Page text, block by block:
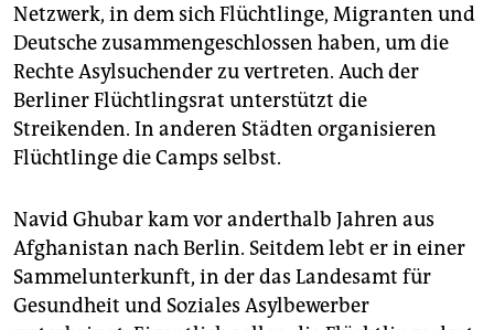
Netzwerk, in dem sich Flüchtlinge, Migranten und
Deutsche zusammengeschlossen haben, um die
Rechte Asylsuchender zu vertreten. Auch der
Berliner Flüchtlingsrat unterstützt die
Streikenden. In anderen Städten organisieren
Flüchtlinge die Camps selbst.
Navid Ghubar kam vor anderthalb Jahren aus
Afghanistan nach Berlin. Seitdem lebt er in einer
Sammelunterkunft, in der das Landesamt für
Gesundheit und Soziales Asylbewerber